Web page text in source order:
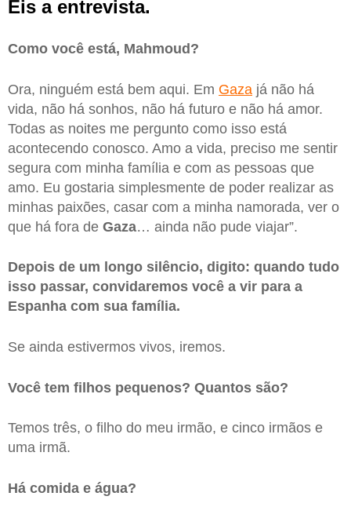
Eis a entrevista.
Como você está, Mahmoud?
Ora, ninguém está bem aqui. Em Gaza já não há
vida, não há sonhos, não há futuro e não há amor.
Todas as noites me pergunto como isso está
acontecendo conosco. Amo a vida, preciso me sentir
segura com minha família e com as pessoas que
amo. Eu gostaria simplesmente de poder realizar as
minhas paixões, casar com a minha namorada, ver o
que há fora de Gaza… ainda não pude viajar”.
Depois de um longo silêncio, digito: quando tudo
isso passar, convidaremos você a vir para a
Espanha com sua família.
Se ainda estivermos vivos, iremos.
Você tem filhos pequenos? Quantos são?
Temos três, o filho do meu irmão, e cinco irmãos e
uma irmã.
Há comida e água?